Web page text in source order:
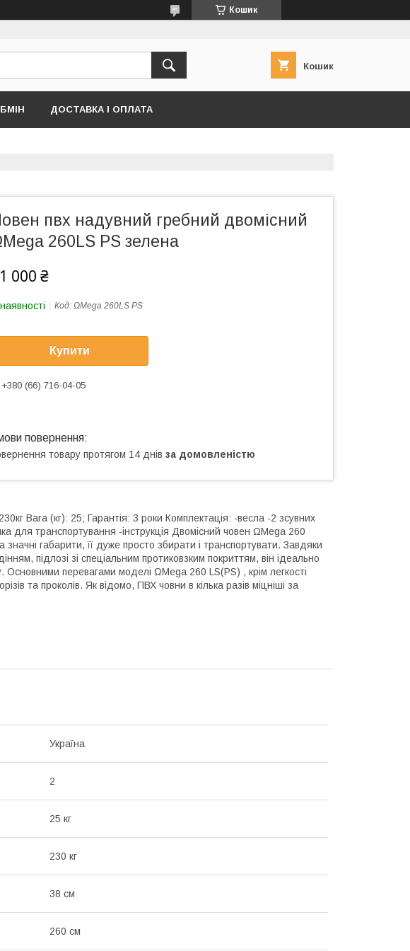
Кошик
Кошик
ДОСТАВКА І ОПЛАТА
пвх надувний гребний двомісний
260LS PS зелена
000 ₴
Код: ΩMega 260LS PS
Купити
+380 (66) 716-04-05
товару протягом 14 днів за домовленістю
Вага (кг): 25; Гарантія: 3 роки Комплектація: -весла -2 зсувних
для транспортування -інструкція Двомісний човен ΩMega 260
габарити, її дуже просто збирати і транспортувати. Завдяки
підлозі зі спеціальним протиковзким покриттям, він ідеально
Основними перевагами моделі ΩMega 260 LS(PS) , крім легкості
та проколів. Як відомо, ПВХ човни в кілька разів міцніші за
Україна
2
25 кг
230 кг
38 см
260 см